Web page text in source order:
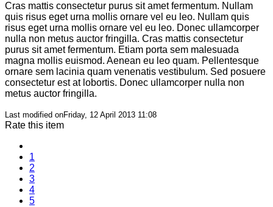
Cras mattis consectetur purus sit amet fermentum. Nullam
quis risus eget urna mollis ornare vel eu leo. Nullam quis
risus eget urna mollis ornare vel eu leo. Donec ullamcorper
nulla non metus auctor fringilla. Cras mattis consectetur
purus sit amet fermentum. Etiam porta sem malesuada
magna mollis euismod. Aenean eu leo quam. Pellentesque
ornare sem lacinia quam venenatis vestibulum. Sed posuere
consectetur est at lobortis. Donec ullamcorper nulla non
metus auctor fringilla.
Last modified onFriday, 12 April 2013 11:08
Rate this item
1
2
3
4
5